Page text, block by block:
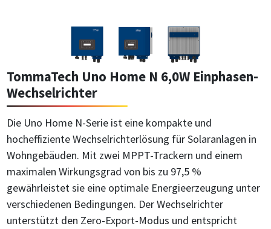
TommaTech Uno Home N 6,0W Einphasen-
Wechselrichter
Die Uno Home N-Serie ist eine kompakte und
hocheffiziente Wechselrichterlösung für Solaranlagen in
Wohngebäuden. Mit zwei MPPT-Trackern und einem
maximalen Wirkungsgrad von bis zu 97,5 %
gewährleistet sie eine optimale Energieerzeugung unter
verschiedenen Bedingungen. Der Wechselrichter
unterstützt den Zero-Export-Modus und entspricht